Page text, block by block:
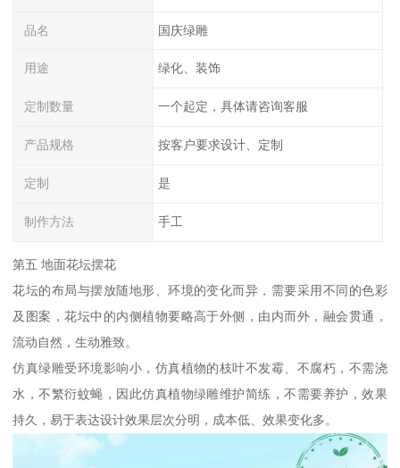
品名 国庆绿雕
用途 绿化、装饰
定制数量 一个起定，具体请咨询客服
产品规格 按客户要求设计、定制
定制 是
制作方法 手工
第五 地面花坛摆花
花坛的布局与摆放随地形、环境的变化而异，需要采用不同的色彩
及图案，花坛中的内侧植物要略高于外侧，由内而外，融会贯通，
流动自然，生动雅致。
仿真绿雕受环境影响小，仿真植物的枝叶不发霉、不腐朽，不需浇
水，不繁衍蚊蝇，因此仿真植物绿雕维护简练，不需要养护，效果
持久，易于表达设计效果层次分明，成本低、效果变化多。